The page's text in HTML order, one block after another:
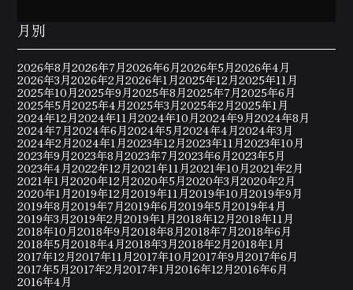
月別
2026年8月2026年7月2026年6月2026年5月2026年4月
2026年3月2026年2月2026年1月2025年12月2025年11月
2025年10月2025年9月2025年8月2025年7月2025年6月
2025年5月2025年4月2025年3月2025年2月2025年1月
2024年12月2024年11月2024年10月2024年9月2024年8月
2024年7月2024年6月2024年5月2024年4月2024年3月
2024年2月2024年1月2023年12月2023年11月2023年10月
2023年9月2023年8月2023年7月2023年6月2023年5月
2023年4月2022年12月2021年11月2021年10月2021年2月
2021年1月2020年12月2020年5月2020年3月2020年2月
2020年1月2019年12月2019年11月2019年10月2019年9月
2019年8月2019年7月2019年6月2019年5月2019年4月
2019年3月2019年2月2019年1月2018年12月2018年11月
2018年10月2018年9月2018年8月2018年7月2018年6月
2018年5月2018年4月2018年3月2018年2月2018年1月
2017年12月2017年11月2017年10月2017年9月2017年6月
2017年5月2017年2月2017年1月2016年12月2016年6月
2016年4月